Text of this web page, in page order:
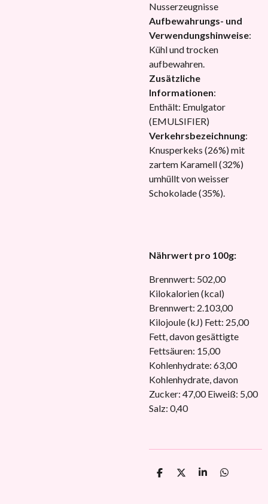
Nusserzeugnisse
Aufbewahrungs- und
Verwendungshinweise:
Kühl und trocken
aufbewahren.
Zusätzliche
Informationen:
Enthält: Emulgator
(EMULSIFIER)
Verkehrsbezeichnung:
Knusperkeks (26%) mit
zartem Karamell (32%)
umhüllt von weisser
Schokolade (35%).
Nährwert pro 100g:
Brennwert: 502,00
Kilokalorien (kcal)
Brennwert: 2.103,00
Kilojoule (kJ) Fett: 25,00
Fett, davon gesättigte
Fettsäuren: 15,00
Kohlenhydrate: 63,00
Kohlenhydrate, davon
Zucker: 47,00 Eiweiß: 5,00
Salz: 0,40
T
T
T
T